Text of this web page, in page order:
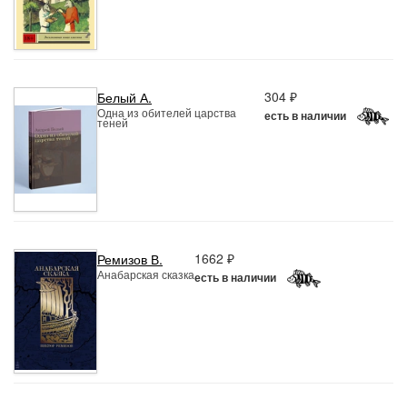
Белый А.
Одна из обителей царства
теней
304 ₽
есть в наличии
Ремизов В.
Анабарская сказка
1662 ₽
есть в наличии